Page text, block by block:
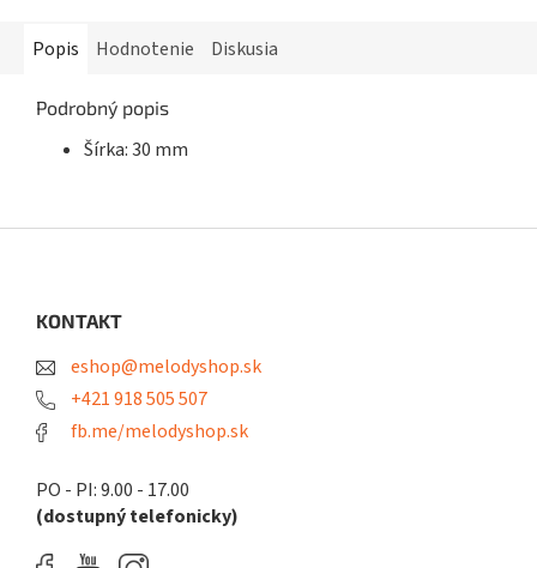
Popis Hodnotenie Diskusia
Podrobný popis
Šírka: 30 mm
KONTAKT
eshop@melodyshop.sk
+421 918 505 507
fb.me/melodyshop.sk
PO - PI: 9.00 - 17.00
(dostupný telefonicky)